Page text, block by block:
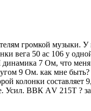
громкой музыки. У
вега 50 ас 106 у
7 Ом, что
9 Ом. как мне
колонки составляет
Усил. ВВК АV 215T ?